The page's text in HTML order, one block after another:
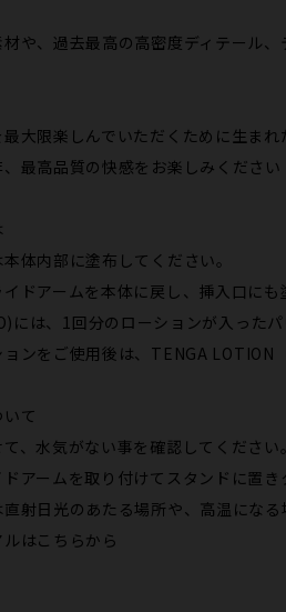
や、過去最高の高密度ディテール
大限楽しんでいただくために生ま
最高品質の快感をお楽しみください
体内部に塗布してください。
イドアームを本体に戻し、挿入口にも
は、1回分のローションが入ったパ
ンをご使用後は、TENGA LOTION
て
、水気がない事を確認してください。
ドアームを取り付けてスタンドに置
直射日光のあたる場所や、高温にな
はこちらから